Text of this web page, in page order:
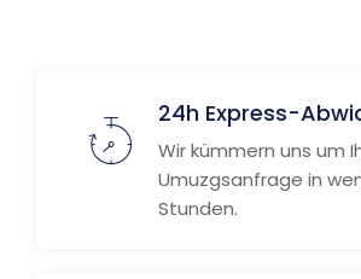
24h Express-
Wir kümmern uns um
Umuzgsanfrage in
Stunden.